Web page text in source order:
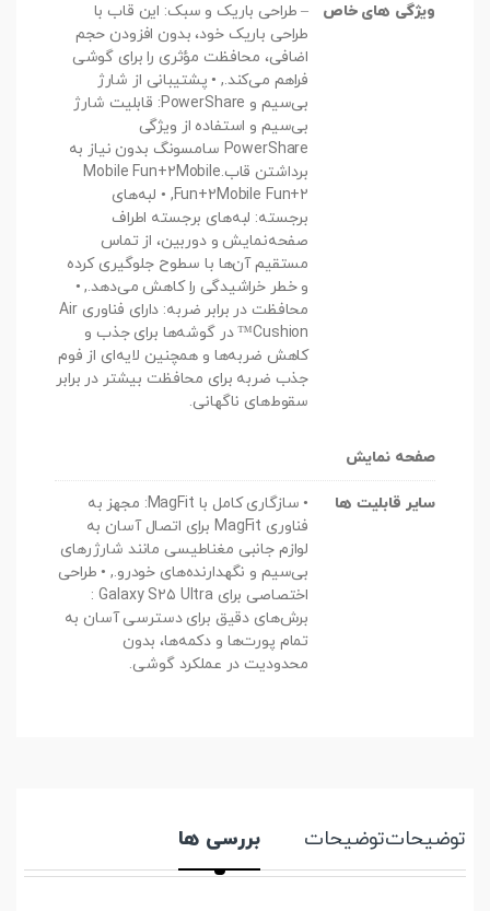
ویژگی های خاص
– طراحی باریک و سبک: این قاب با
طراحی باریک خود، بدون افزودن حجم
اضافی، محافظت مؤثری را برای گوشی
فراهم می‌کند., • پشتیبانی از شارژ
بی‌سیم و PowerShare: قابلیت شارژ
بی‌سیم و استفاده از ویژگی
PowerShare سامسونگ بدون نیاز به
برداشتن قاب.Mobile Fun+۲Mobile
Fun+۲Mobile Fun+۲, • لبه‌های
برجسته: لبه‌های برجسته اطراف
صفحه‌نمایش و دوربین، از تماس
مستقیم آن‌ها با سطوح جلوگیری کرده
و خطر خراشیدگی را کاهش می‌دهد., •
محافظت در برابر ضربه: دارای فناوری Air
Cushion™ در گوشه‌ها برای جذب و
کاهش ضربه‌ها و همچنین لایه‌ای از فوم
جذب ضربه برای محافظت بیشتر در برابر
سقوط‌های ناگهانی.
صفحه نمایش
سایر قابلیت ها
• سازگاری کامل با MagFit: مجهز به
فناوری MagFit برای اتصال آسان به
لوازم جانبی مغناطیسی مانند شارژرهای
بی‌سیم و نگهدارنده‌های خودرو., • طراحی
اختصاصی برای Galaxy S۲۵ Ultra :
برش‌های دقیق برای دسترسی آسان به
تمام پورت‌ها و دکمه‌ها، بدون
محدودیت در عملکرد گوشی.
توضیحاتتوضیحات بررسی ها